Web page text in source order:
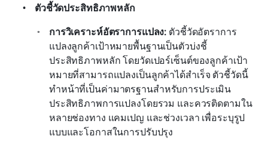
ตัวชี้วัดประสิทธิภาพหลัก
การวิเคราะห์อัตราการแปลง: ตัวชี้วัดอัตราการ
แปลงลูกค้าเป้าหมายพื้นฐานเป็นตัวบ่งชี้
ประสิทธิภาพหลัก โดยวัดเปอร์เซ็นต์ของลูกค้าเป้า
หมายที่สามารถแปลงเป็นลูกค้าได้สำเร็จ ตัวชี้วัดนี้
ทำหน้าที่เป็นค่ามาตรฐานสำหรับการประเมิน
ประสิทธิภาพการแปลงโดยรวม และควรติดตามใน
หลายช่องทาง แคมเปญ และช่วงเวลา เพื่อระบุรูป
แบบและโอกาสในการปรับปรุง